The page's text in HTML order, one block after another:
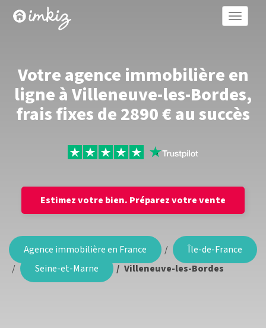
Toggle
Votre agence immobilière en
ligne à Villeneuve-les-Bordes,
frais fixes de 2890 € au succès
Estimez votre bien. Préparez votre vente
Agence immobilière en France
Île-de-France
Seine-et-Marne
Villeneuve-les-Bordes